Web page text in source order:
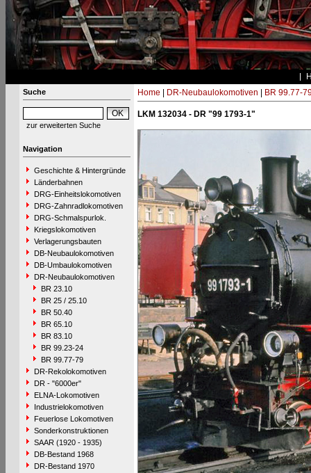
Suche
zur erweiterten Suche
Navigation
Geschichte & Hintergründe
Länderbahnen
DRG-Einheitslokomotiven
DRG-Zahnradlokomotiven
DRG-Schmalspurlok.
Kriegslokomotiven
Verlagerungsbauten
DB-Neubaulokomotiven
DB-Umbaulokomotiven
DR-Neubaulokomotiven
BR 23.10
BR 25 / 25.10
BR 50.40
BR 65.10
BR 83.10
BR 99.23-24
BR 99.77-79
DR-Rekolokomotiven
DR - "6000er"
ELNA-Lokomotiven
Industrielokomotiven
Feuerlose Lokomotiven
Sonderkonstruktionen
SAAR (1920 - 1935)
DB-Bestand 1968
DR-Bestand 1970
Home DR-Neubaulokomotiven BR 99.77-
LKM 132034 - DR "99 1793-1"